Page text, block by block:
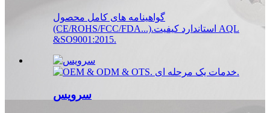
گواهینامه های کامل محصول
(CE/ROHS/FCC/FDA...).استاندارد کیفیت AQL
&SO9001:2015.
سرویس